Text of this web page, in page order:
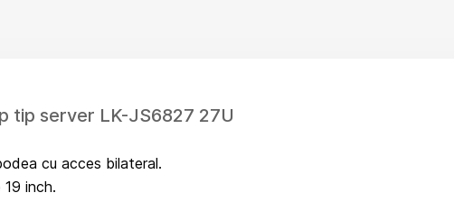
tip server LK-JS6827 27U
cu acces bilateral.
inch.